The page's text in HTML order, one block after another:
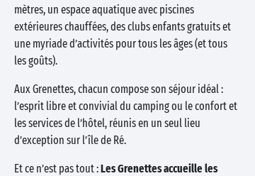
mètres, un espace aquatique avec piscines
extérieures chauffées, des clubs enfants gratuits et
une myriade d’activités pour tous les âges (et tous
les goûts).
Aux Grenettes, chacun compose son séjour idéal :
l’esprit libre et convivial du camping ou le confort et
les services de l’hôtel, réunis en un seul lieu
d’exception sur l’île de Ré.
Et ce n’est pas tout :Les Grenettes accueille les